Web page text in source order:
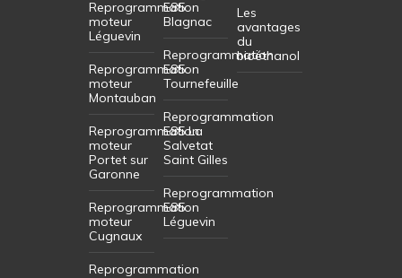
Reprogrammation
moteur
Léguevin
Reprogrammation
moteur
Montauban
Reprogrammation
moteur
Portet sur
Garonne
Reprogrammation
moteur
Cugnaux
Reprogrammation
E85
Blagnac
Reprogrammation
E85
Tournefeuille
Reprogrammation
E85 La
Salvetat
Saint Gilles
Reprogrammation
E85
Léguevin
Les
avantages
du
bioéthanol